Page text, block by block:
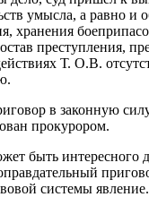
умысла, а равно и
хранения
преступления,
Т. О.В.
в законную
прокурором.
быть интересного
системы явление.